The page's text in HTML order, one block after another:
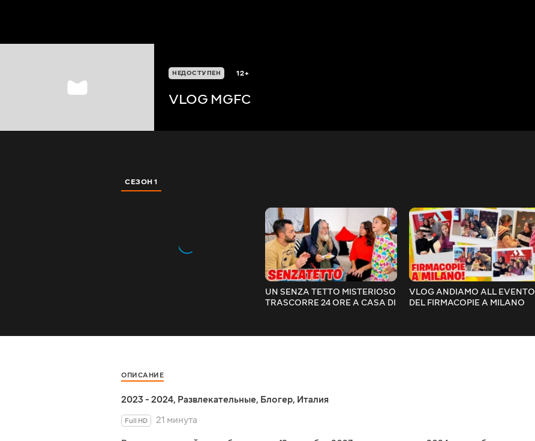
НЕДОСТУПЕН 12+
VLOG MGFC
СЕЗОН 1
UN SENZA TETTO MISTERIOSO
TRASCORRE 24 ORE A CASA DI
VLOG ANDIAMO ALL EVENTO
DEL FIRMACOPIE A MILANO
PAPÀANTONIO
ОПИСАНИЕ
2023 - 2024, Развлекательные, Блогер, Италия
Full HD
21 минута